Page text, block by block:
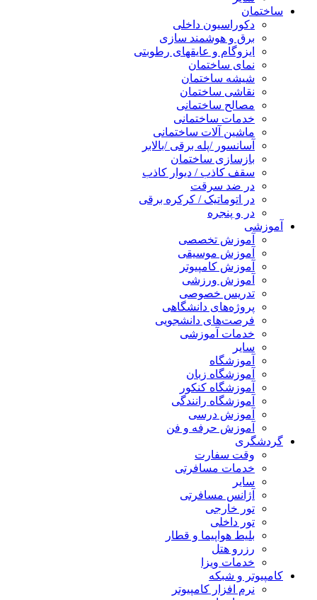
ساختمان
دکوراسیون داخلی
برق و هوشمند سازی
ایزوگام و عایقهای رطوبتی
نمای ساختمان
شیشه ساختمان
نقاشی ساختمان
مصالح ساختمانی
خدمات ساختمانی
ماشین آلات ساختمانی
آسانسور /پله برقی /بالابر
بازسازی ساختمان
سقف کاذب / دیوار کاذب
در ضد سرقت
در اتوماتیک / کرکره برقی
در و پنجره
آموزشی
آموزش تخصصی
آموزش موسیقی
آموزش کامپیوتر
آموزش ورزشی
تدریس خصوصی
پروژه‌های دانشگاهی
فرصت‌های دانشجویی
خدمات آموزشی
سایر
آموزشگاه
آموزشگاه زبان
آموزشگاه کنکور
آموزشگاه رانندگی
آموزش درسی
آموزش حرفه و فن
گردشگری
وقت سفارت
خدمات مسافرتی
سایر
آژانس مسافرتی
تور خارجی
تور داخلی
بلیط هواپیما و قطار
رزرو هتل
خدمات ویزا
کامپیوتر و شبکه
نرم افزار کامپیوتر